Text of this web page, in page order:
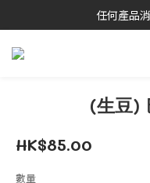
任何產品
(生豆)
HK$85.00
數量